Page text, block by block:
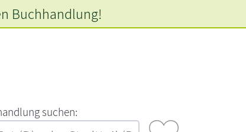
‍s‍u‍c‍h‍e‍n‍:‍
Buchhandlung!